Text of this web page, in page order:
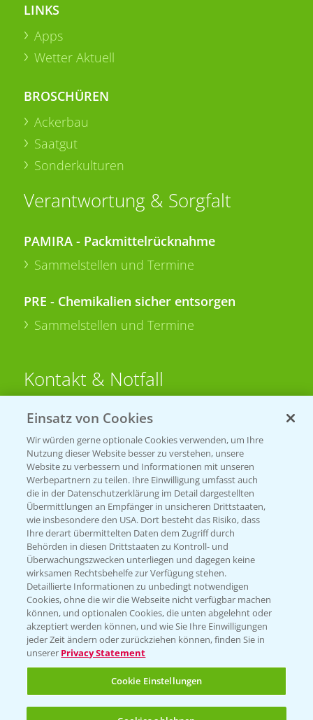
LINKS
Apps
Wetter Aktuell
BROSCHÜREN
Ackerbau
Saatgut
Sonderkulturen
Verantwortung & Sorgfalt
PAMIRA - Packmittelrücknahme
Sammelstellen und Termine
PRE - Chemikalien sicher entsorgen
Sammelstellen und Termine
Kontakt & Notfall
Beratung auf WhatsApp
T.+49 (0)174 346 564 1
KONTAKT
Hilfe in Notfällen
T.+49 (0)214/30-20220
Folgen Sie uns
Einsatz von Cookies
Wir würden gerne optionale Cookies verwenden, um Ihre
Nutzung dieser Website besser zu verstehen, unsere
Website zu verbessern und Informationen mit unseren
Werbepartnern zu teilen. Ihre Einwilligung umfasst auch
die in der Datenschutzerklärung im Detail dargestellten
Übermittlungen an Empfänger in unsicheren Drittstaaten,
wie insbesondere den USA. Dort besteht das Risiko, dass
Ihre derart übermittelten Daten dem Zugriff durch
Behörden in diesen Drittstaaten zu Kontroll- und
Überwachungszwecken unterliegen und dagegen keine
wirksamen Rechtsbehelfe zur Verfügung stehen.
Detaillierte Informationen zu unbedingt notwendigen
Cookies, ohne die wir die Webseite nicht verfügbar machen
können, und optionalen Cookies, die unten abgelehnt oder
akzeptiert werden können, und wie Sie Ihre Einwilligungen
jeder Zeit ändern oder zurückziehen können, finden Sie in
unserer Privacy Statement
Cookie Einstellungen